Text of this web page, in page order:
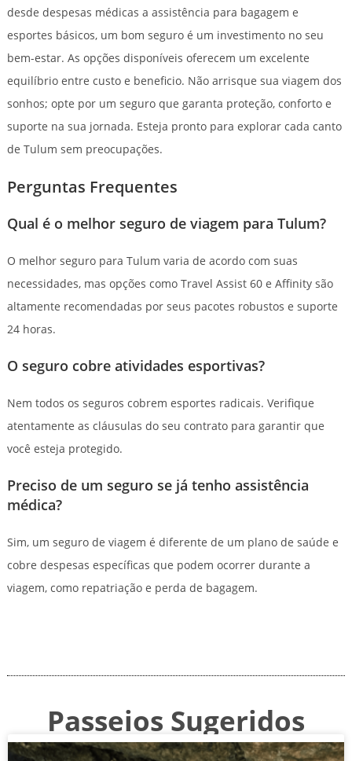
desde despesas médicas a assistência para bagagem e
esportes básicos, um bom seguro é um investimento no seu
bem-estar. As opções disponíveis oferecem um excelente
equilíbrio entre custo e beneficio. Não arrisque sua viagem dos
sonhos; opte por um seguro que garanta proteção, conforto e
suporte na sua jornada. Esteja pronto para explorar cada canto
de Tulum sem preocupações.
Perguntas Frequentes
Qual é o melhor seguro de viagem para Tulum?
O melhor seguro para Tulum varia de acordo com suas
necessidades, mas opções como Travel Assist 60 e Affinity são
altamente recomendadas por seus pacotes robustos e suporte
24 horas.
O seguro cobre atividades esportivas?
Nem todos os seguros cobrem esportes radicais. Verifique
atentamente as cláusulas do seu contrato para garantir que
você esteja protegido.
Preciso de um seguro se já tenho assistência
médica?
Sim, um seguro de viagem é diferente de um plano de saúde e
cobre despesas específicas que podem ocorrer durante a
viagem, como repatriação e perda de bagagem.
Passeios Sugeridos